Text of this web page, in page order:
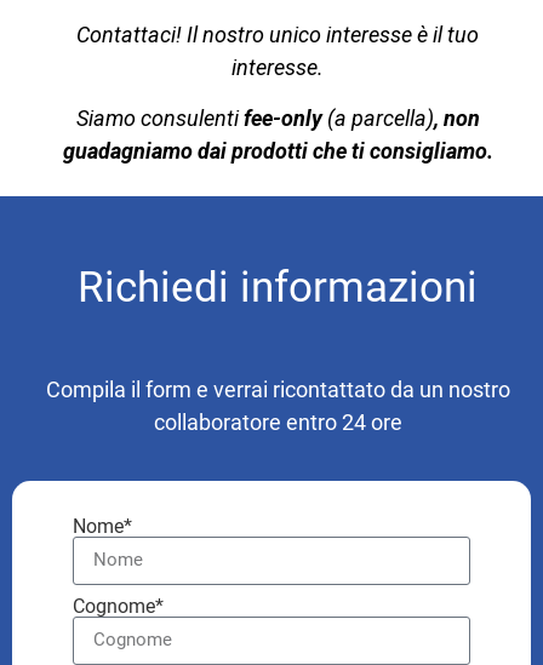
Contattaci! Il nostro unico interesse è il tuo
interesse.
Siamo consulentifee-only(a parcella), non
guadagniamo dai prodotti che ti consigliamo.
Richiedi informazioni
Compila il form e verrai ricontattato da un nostro
collaboratore entro 24 ore
Nome*
Cognome*